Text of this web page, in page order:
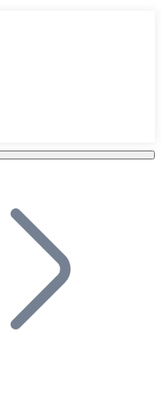
y permite que